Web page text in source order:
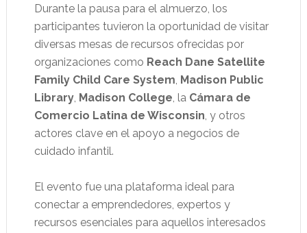
Durante la pausa para el almuerzo, los
participantes tuvieron la oportunidad de visitar
diversas mesas de recursos ofrecidas por
organizaciones como Reach Dane Satellite
Family Child Care System, Madison Public
Library, Madison College, la Cámara de
Comercio Latina de Wisconsin, y otros
actores clave en el apoyo a negocios de
cuidado infantil.
El evento fue una plataforma ideal para
conectar a emprendedores, expertos y
recursos esenciales para aquellos interesados